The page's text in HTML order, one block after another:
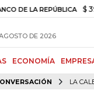
REPÚBLICA $
DE 2026
ECONOMÍA
LA